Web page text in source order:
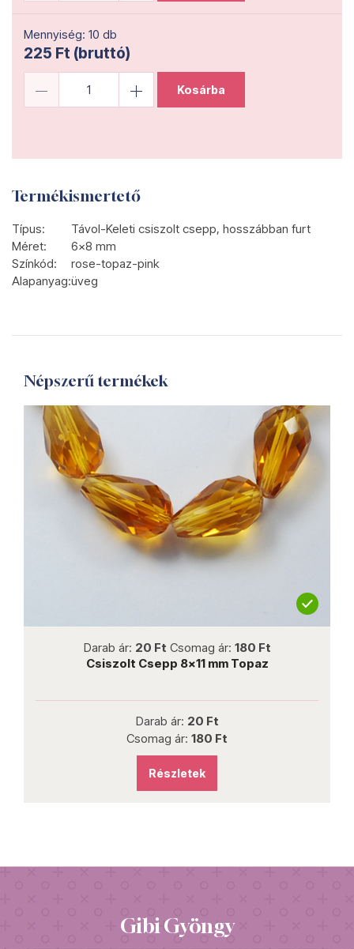
Mennyiség: 10 db
225 Ft (bruttó)
Kosárba
Termékismertető
Típus:
Távol-Keleti csiszolt csepp, hosszábban furt
Méret:
6x8 mm
Színkód:
rose-topaz-pink
Alapanyag:üveg
Népszerű termékek
Darab ár: 20 Ft Csomag ár: 180 Ft
Csiszolt Csepp 8x11 mm Topaz
Darab ár: 20 Ft
Csomag ár: 180 Ft
Részletek
Gibi Gyöngy